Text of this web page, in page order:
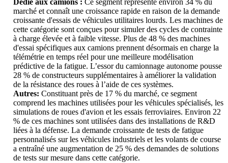
Dédié aux camions : Ce segment représente environ 34 % du
marché et connaît une croissance rapide en raison de la demande
croissante d'essais de véhicules utilitaires lourds. Les machines de
cette catégorie sont conçues pour simuler des cycles de contrainte
à charge élevée et à faible vitesse. Plus de 48 % des machines
d'essai spécifiques aux camions prennent désormais en charge la
télémétrie en temps réel pour une meilleure modélisation
prédictive de la fatigue. L’essor du camionnage autonome pousse
28 % de constructeurs supplémentaires à améliorer la validation
de la résistance des roues à l’aide de ces systèmes.
Autres: Constituant près de 17 % du marché, ce segment
comprend les machines utilisées pour les véhicules spécialisés, les
simulations de roues d'avion et les essais ferroviaires. Environ 22
% de ces machines sont utilisées dans des installations de R&D
liées à la défense. La demande croissante de tests de fatigue
personnalisés sur les véhicules industriels et les volants de course
a entraîné une augmentation de 25 % des demandes de solutions
de tests sur mesure dans cette catégorie.